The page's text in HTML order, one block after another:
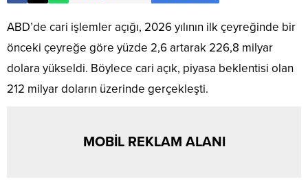
ABD’de cari işlemler açığı, 2026 yılının ilk çeyreğinde bir
önceki çeyreğe göre yüzde 2,6 artarak 226,8 milyar
dolara yükseldi. Böylece cari açık, piyasa beklentisi olan
212 milyar doların üzerinde gerçekleşti.
MOBİL REKLAM ALANI